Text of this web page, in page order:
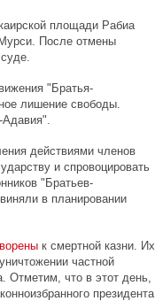
площади Рабиа
После отмены
"Братья-
лишение свободы.
действиями членов
и спровоцировать
"Братьев-
в планировании
к смертной казни. Их
частной
Отметим, что в этот день,
президента